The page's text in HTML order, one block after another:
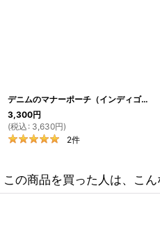
デニムのマナーポーチ（インディゴ×ロゴプリント）
3,300円
(税込 : 3,630円)
2件
この商品を買った人は、こ